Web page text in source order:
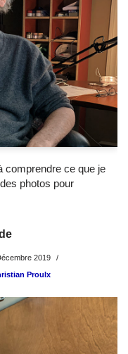
comprendre ce que je
photos pour
2019
Proulx